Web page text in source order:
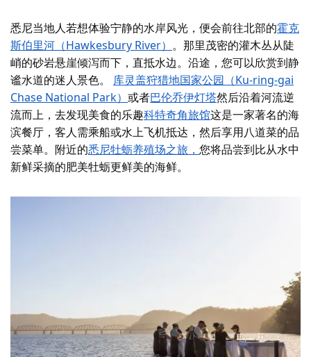
悉尼当地人若想体验宁静的水岸风光，便会前往北部的霍克
斯伯里河（Hawkesbury River） 。那里茂密的灌木丛从陡
峭的砂岩悬崖倾泻而下，直抵水边。沿途，您可以欣赏到静
谧水道的迷人景色。 库灵盖狩猎地国家公园（Ku-ring-gai
Chase National Park） 或者巴伦乔伊灯塔然后沿着河流逆
流而上，去发现美食的乐趣科特奇角旅馆这是一家著名的海
滨餐厅，客人需乘船或水上飞机抵达，然后享用八道菜的品
尝菜单。附近的悉尼牡蛎养殖场之旅， 您将品尝到比从水中
新鲜采摘的肥美牡蛎更鲜美的海鲜。